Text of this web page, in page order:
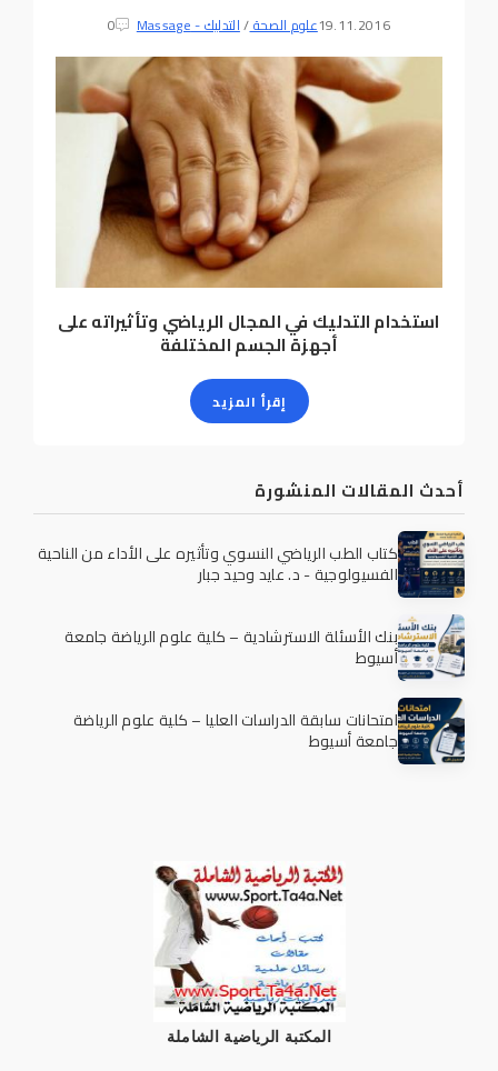
19.11.2016علوم الصحة/التدليك - Massage 0
استخدام التدليك في المجال الرياضي وتأثيراته على
أجهزة الجسم المختلفة
إقرأ المزيد
أحدث المقالات المنشورة
كتاب الطب الرياضي النسوي وتأثيره على الأداء من الناحية
الفسيولوجية - د. عايد وحيد جبار
بنك الأسئلة الاسترشادية – كلية علوم الرياضة جامعة
أسيوط
امتحانات سابقة الدراسات العليا – كلية علوم الرياضة
جامعة أسيوط
المكتبة الرياضية الشاملة